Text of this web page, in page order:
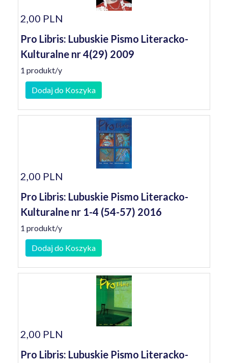
2,00 PLN
Pro Libris: Lubuskie Pismo Literacko-
Kulturalne nr 4(29) 2009
1 produkt/y
Dodaj do Koszyka
2,00 PLN
Pro Libris: Lubuskie Pismo Literacko-
Kulturalne nr 1-4 (54-57) 2016
1 produkt/y
Dodaj do Koszyka
2,00 PLN
Pro Libris: Lubuskie Pismo Literacko-